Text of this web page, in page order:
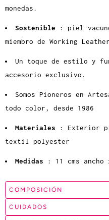
monedas.
Sostenible : piel
miembro de Working
Un toque de estilo y
accesorio exclusivo.
Somos Pioneros en
todo color, desde 1986
Materiales : Exterior
textil polyester
Medidas : 11 cms
COMPOSICIÓN
CUIDADOS